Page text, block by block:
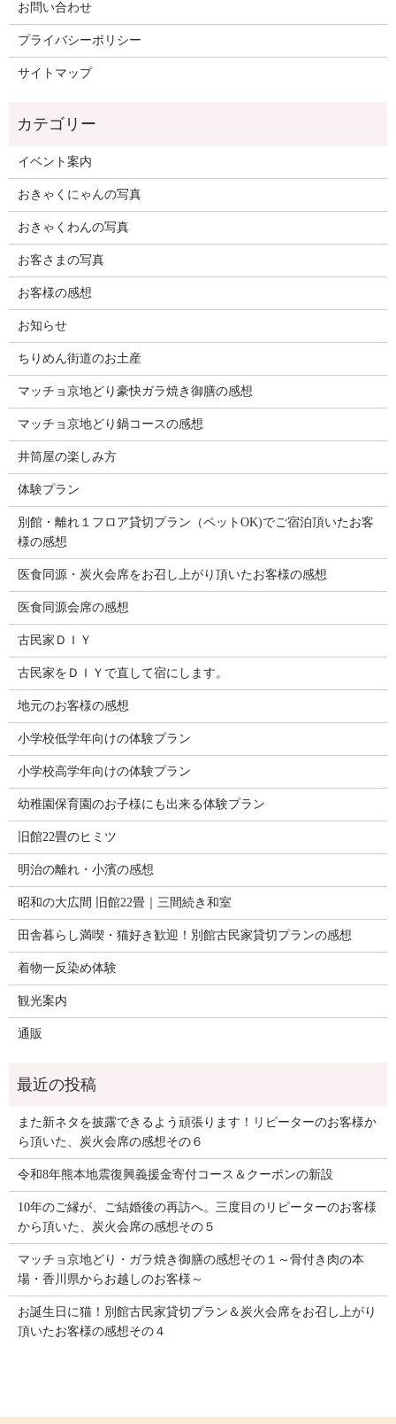
お問い合わせ
プライバシーポリシー
サイトマップ
イベント案内
おきゃくにゃんの写真
おきゃくわんの写真
お客さまの写真
お客様の感想
お知らせ
ちりめん街道のお土産
マッチョ京地どり豪快ガラ焼き御膳の感想
マッチョ京地どり鍋コースの感想
井筒屋の楽しみ方
体験プラン
別館・離れ１フロア貸切プラン（ペットOK)でご宿泊頂いたお客
様の感想
医食同源・炭火会席をお召し上がり頂いたお客様の感想
医食同源会席の感想
古民家ＤＩＹ
古民家をＤＩＹで直して宿にします。
地元のお客様の感想
小学校低学年向けの体験プラン
小学校高学年向けの体験プラン
幼稚園保育園のお子様にも出来る体験プラン
旧館22畳のヒミツ
明治の離れ・小濱の感想
昭和の大広間 旧館22畳｜三間続き和室
田舎暮らし満喫・猫好き歓迎！別館古民家貸切プランの感想
着物一反染め体験
観光案内
通販
また新ネタを披露できるよう頑張ります！リピーターのお客様か
ら頂いた、炭火会席の感想その６
令和8年熊本地震復興義援金寄付コース＆クーポンの新設
10年のご縁が、ご結婚後の再訪へ。三度目のリピーターのお客様
から頂いた、炭火会席の感想その５
マッチョ京地どり・ガラ焼き御膳の感想その１～骨付き肉の本
場・香川県からお越しのお客様～
お誕生日に猫！別館古民家貸切プラン＆炭火会席をお召し上がり
頂いたお客様の感想その４